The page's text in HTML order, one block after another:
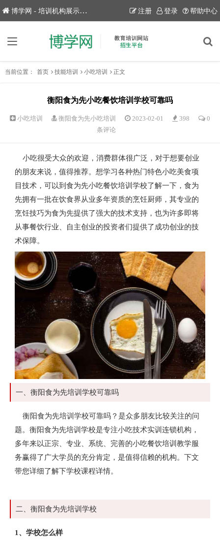
博学网 - 培训机构展示平台！ 注册 登录 帮助中心
当前位置： 首页 技能培训 小吃培训 正文
衡阳食为先小吃餐饮培训学校可靠吗
小吃培训 衡阳食为先小吃培训 2023-02-01 398
0
条评论
小吃很受大众的欢迎，消费群体很广泛，对于想要创业
的朋友来说，值得推荐。想学习各种热门特色小吃美食项
目技术，可以到食为先小吃餐饮培训学校了解一下，食为
先拥有一批在饮食界从业多年资质的烹饪厨师，其专业的
烹饪技巧为食为先提供了强大的技术支持，也为许多即将
从事餐饮行业、自主创业的投资者们提供了成功创业的技
术保障。
一、衡阳食为先培训学校可靠吗
衡阳食为先培训学校可靠吗？是众多朋友比较关注的问
题。衡阳食为先培训学校是专注小吃技术实训连锁机构，
多年来以正宗、专业、系统、完善的小吃餐饮培训教学服
务赢得了广大学员的充分肯定，是值得信赖的机构。下文
带您详细了解下学校课程详情。
二、衡阳食为先培训学校
1、学校怎么样